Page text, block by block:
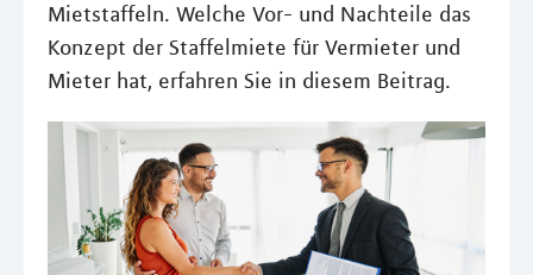
Mietstaffeln. Welche Vor- und Nachteile das
Konzept der Staffelmiete für Vermieter und
Mieter hat, erfahren Sie in diesem Beitrag.